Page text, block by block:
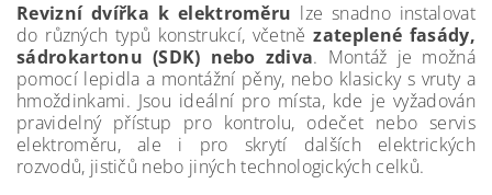
Revizní dvířka k elektroměru lze snadno instalovat
do různých typů konstrukcí, včetnězateplené fasády,
sádrokartonu (SDK) nebo zdiva. Montáž je možná
pomocí lepidla a montážní pěny, nebo klasicky s vruty a
hmoždinkami. Jsou ideální pro místa, kde je vyžadován
pravidelný přístup pro kontrolu, odečet nebo servis
elektroměru, ale i pro skrytí dalších elektrických
rozvodů, jističů nebo jiných technologických celků.